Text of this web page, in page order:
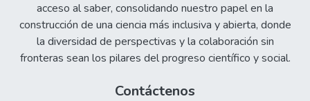
acceso al saber, consolidando nuestro papel en la
construcción de una ciencia más inclusiva y abierta, donde
la diversidad de perspectivas y la colaboración sin
fronteras sean los pilares del progreso científico y social.
Contáctenos